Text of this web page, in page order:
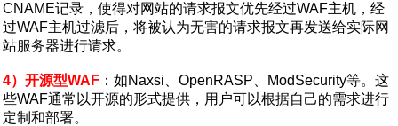
CNAME记录，使得对网站的请求报文优先经过WAF主机，经
过WAF主机过滤后，将被认为无害的请求报文再发送给实际网
站服务器进行请求。
4）开源型WAF‌ ：如Naxsi、OpenRASP、ModSecurity等。这
些WAF通常以开源的形式提供，用户可以根据自己的需求进行
定制和部署‌。